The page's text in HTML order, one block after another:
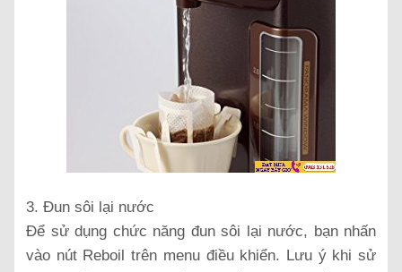
3. Đun sôi lại nước
Để sử dụng chức năng đun sôi lại nước, bạn nhấn
vào nút Reboil trên menu điều khiển. Lưu ý khi sử